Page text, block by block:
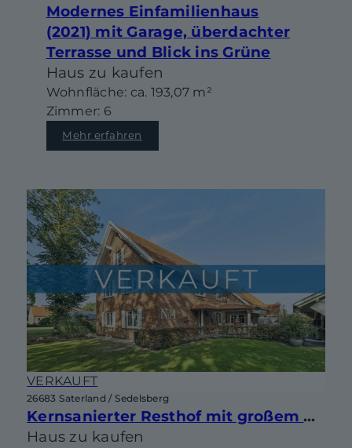
Modernes Einfamilienhaus
(2021) mit Garage, überdachter
Terrasse und Blick ins Grüne
Haus zu kaufen
Wohnfläche: ca. 193,07 m²
Zimmer: 6
Mehr erfahren
VERKAUFT
26683 Saterland / Sedelsberg
Kernsanierter Resthof mit großem Grundstück, Partyhaus und vielseitigen Nutzungsmöglichkeiten
Haus zu kaufen